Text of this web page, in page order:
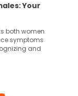
Your
both women
symptoms
and